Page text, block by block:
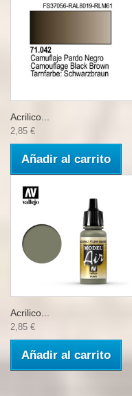
Acrilico...
2,85 €
Añadir al carrito
Acrilico...
2,85 €
Añadir al carrito